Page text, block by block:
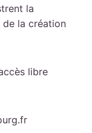
la
la création
libre